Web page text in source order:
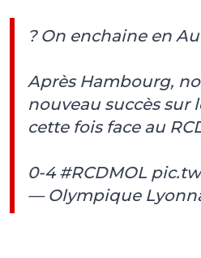
? On enchaine en
Après Hambourg,
nouveau succès sur
cette fois face au
0-4#RCDMOL
— Olympique